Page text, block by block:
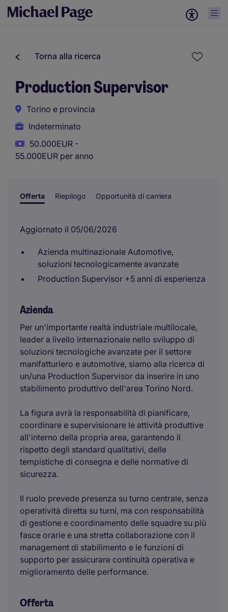
Torna alla ricerca
Production Supervisor
Torino e provincia
Indeterminato
50.000EUR -
55.000EUR per anno
Offerta Riepilogo Opportunità di carriera
Aggiornato il 05/06/2026
Azienda multinazionale Automotive,
soluzioni tecnologicamente avanzate
Production Supervisor +5 anni di esperienza
Azienda
Per un'importante realtà industriale multilocale,
leader a livello internazionale nello sviluppo di
soluzioni tecnologiche avanzate per il settore
manifatturiero e automotive, siamo alla ricerca di
un/una Production Supervisor da inserire in uno
stabilimento produttivo dell'area Torino Nord.
La figura avrà la responsabilità di pianificare,
coordinare e supervisionare le attività produttive
all'interno della propria area, garantendo il
rispetto degli standard qualitativi, delle
tempistiche di consegna e delle normative di
sicurezza.
Il ruolo prevede presenza su turno centrale, senza
operatività diretta su turni, ma con responsabilità
di gestione e coordinamento delle squadre su più
fasce orarie e una stretta collaborazione con il
management di stabilimento e le funzioni di
supporto per assicurare continuità operativa e
miglioramento delle performance.
Offerta